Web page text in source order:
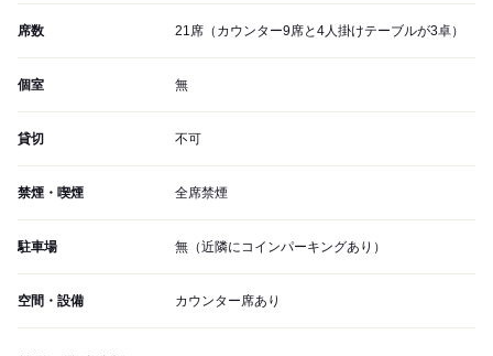
席数 21席（カウンター9席と4人掛けテーブルが3卓）
個室 無
貸切 不可
禁煙・喫煙 全席禁煙
駐車場 無（近隣にコインパーキングあり）
空間・設備 カウンター席あり